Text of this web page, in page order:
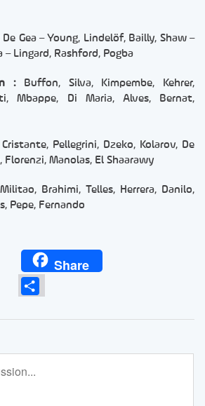
De Gea – Young, Lindelöf, Bailly, Shaw –
– Lingard, Rashford, Pogba
:Buffon, Silva, Kimpembe, Kehrer,
Mbappe, Di Maria, Alves, Bernat,
Pellegrini, Dzeko, Kolarov, De
Florenzi, Manolas, El Shaarawy
Brahimi, Telles, Herrera, Danilo,
Pepe, Fernando
Share
Partager